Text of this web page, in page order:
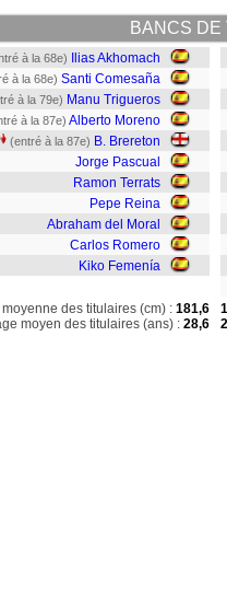
BANCS DE
à la 68e) Ilias Akhomach
à la 68e) Santi Comesaña
à la 79e) Manu Trigueros
à la 87e) Alberto Moreno
(entré à la 87e) B. Brereton
Jorge Pascual
Ramon Terrats
Pepe Reina
Abraham del Moral
Carlos Romero
Kiko Femenía
des titulaires (cm) : 181,6
moyen des titulaires (ans) : 28,6